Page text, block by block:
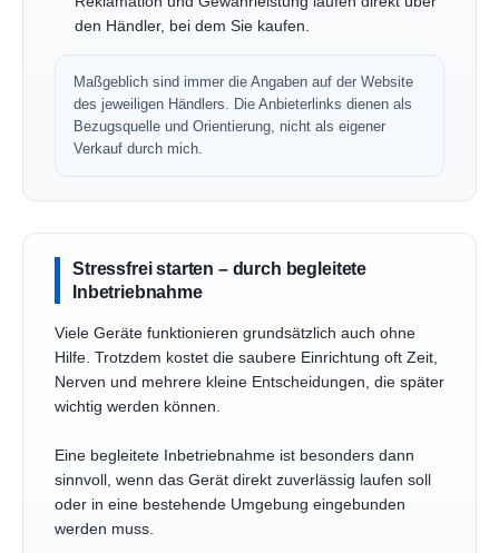
den Händler, bei dem Sie kaufen.
Maßgeblich sind immer die Angaben auf der Website
des jeweiligen Händlers. Die Anbieterlinks dienen als
Bezugsquelle und Orientierung, nicht als eigener
Verkauf durch mich.
Stressfrei starten – durch begleitete
Inbetriebnahme
Viele Geräte funktionieren grundsätzlich auch ohne
Hilfe. Trotzdem kostet die saubere Einrichtung oft Zeit,
Nerven und mehrere kleine Entscheidungen, die später
wichtig werden können.
Eine begleitete Inbetriebnahme ist besonders dann
sinnvoll, wenn das Gerät direkt zuverlässig laufen soll
oder in eine bestehende Umgebung eingebunden
werden muss.